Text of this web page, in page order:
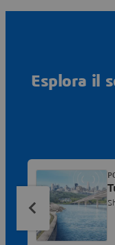
Esplora il